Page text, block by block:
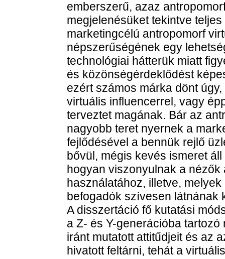
emberszerű, azaz
megjelenésüket tekintve
marketingcélú antropomorf
népszerűségének egy
technológiai hátterük miatt
és közönségérdeklődést
ezért számos márka dönt
virtuális influencerrel, vagy
terveztet magának. Bár az
nagyobb teret nyernek a
fejlődésével a bennük rejlő
bővül, mégis kevés ismeret
hogyan viszonyulnak a
használatához, illetve,
befogadók szívesen látnának
A disszertáció fő kutatási
a Z- és Y-generációba
iránt mutatott attitűdjeit és az
hivatott feltárni, tehát a